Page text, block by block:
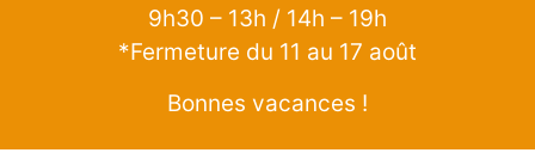
9h30 – 13h / 14h – 19h
*Fermeture du 11 au 17 août
Bonnes vacances !